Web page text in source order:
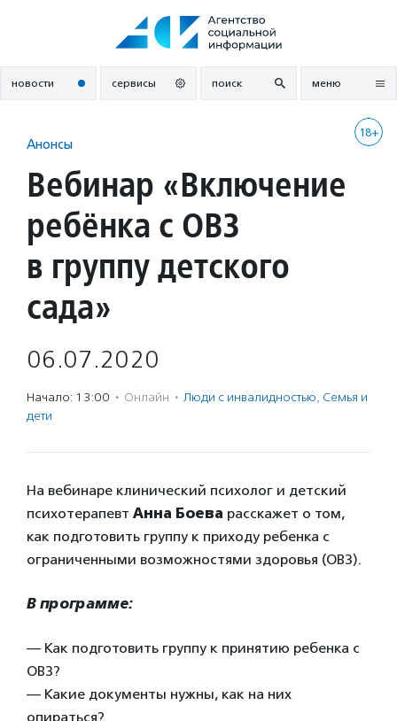
новости сервисы поиск меню
18+
Анонсы
Вебинар «Включение
ребёнка с ОВЗ
в группу детского
сада»
06.07.2020
Начало: 13:00 · Онлайн · Люди с инвалидностью, Семья и
дети
На вебинаре клинический психолог и детский
психотерапевт Анна Боева расскажет о том,
как подготовить группу к приходу ребенка с
ограниченными возможностями здоровья (ОВЗ).
В программе:
— Как подготовить группу к принятию ребенка с
ОВЗ?
— Какие документы нужны, как на них
опираться?